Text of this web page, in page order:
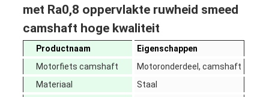
met Ra0,8 oppervlakte ruwheid smeed
camshaft hoge kwaliteit
Productnaam
Eigenschappen
Motorfiets camshaft
Motoronderdeel, camshaft
Materiaal
Staal